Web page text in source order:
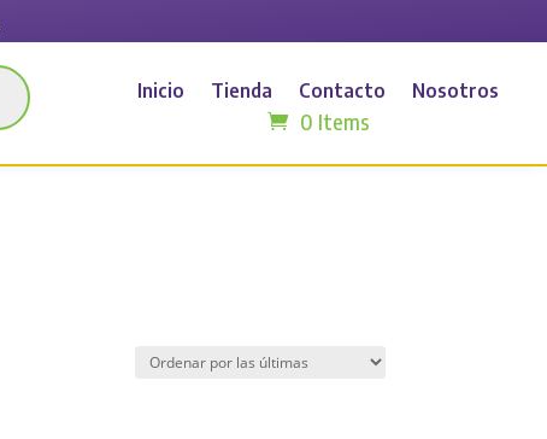
Inicio Tienda Contacto Nosotros
0 Items